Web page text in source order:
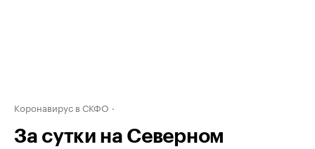
Коронавирус в СКФО
За сутки на Северном